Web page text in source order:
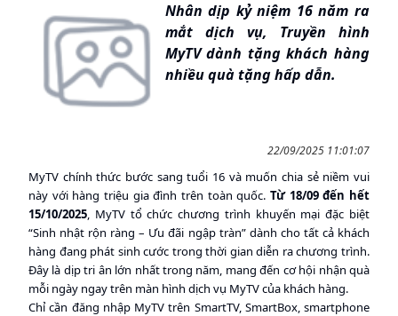
Nhân dịp kỷ niệm 16 năm ra
mắt dịch vụ, Truyền hình
MyTV dành tặng khách hàng
nhiều quà tặng hấp dẫn.
22/09/2025 11:01:07
MyTV chính thức bước sang tuổi 16 và muốn chia sẻ niềm vui
này với hàng triệu gia đình trên toàn quốc. Từ 18/09 đến hết
15/10/2025 , MyTV tổ chức chương trình khuyến mại đặc biệt
“Sinh nhật rộn ràng – Ưu đãi ngập tràn” dành cho tất cả khách
hàng đang phát sinh cước trong thời gian diễn ra chương trình.
Đây là dịp tri ân lớn nhất trong năm, mang đến cơ hội nhận quà
mỗi ngày ngay trên màn hình dịch vụ MyTV của khách hàng.
Chỉ cần đăng nhập MyTV trên SmartTV, SmartBox, smartphone